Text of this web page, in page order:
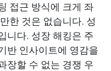
접근 방식에 크게 좌
한 것은 없습니다. 성
니다. 성장 해킹은 주
반 인사이트에 영감을
장할 수 없는 경쟁 우